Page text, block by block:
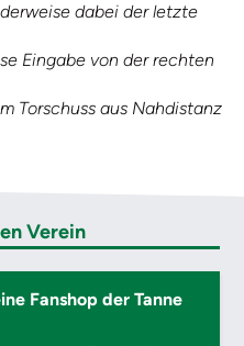
dabei der letzte
Eingabe von der rechten
Torschuss aus Nahdistanz
Verein
Fanshop der Tanne